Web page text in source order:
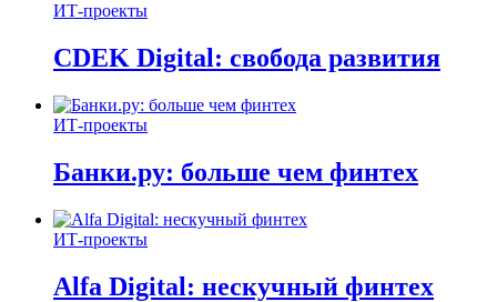
ИТ-проекты
CDEK Digital: свобода развития
ИТ-проекты
Банки.ру: больше чем финтех
ИТ-проекты
Alfa Digital: нескучный финтех